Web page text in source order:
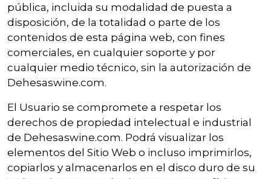
pública, incluida su modalidad de puesta a
disposición, de la totalidad o parte de los
contenidos de esta página web, con fines
comerciales, en cualquier soporte y por
cualquier medio técnico, sin la autorización de
Dehesaswine.com.
El Usuario se compromete a respetar los
derechos de propiedad intelectual e industrial
de Dehesaswine.com. Podrá visualizar los
elementos del Sitio Web o incluso imprimirlos,
copiarlos y almacenarlos en el disco duro de su